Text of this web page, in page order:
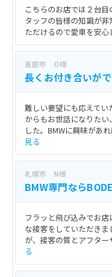
こちらのお店では２台
タッフの皆様の知識が
ただけるので愛車を安
恵庭市 O様
長くお付き合いが
難しい要望にも応えて
からもお世話になりた
した。BMWに興味があ
見る
札幌市 N様
BMW専門なら
フラッと飛び込みでお
な接客をしていただき
が、接客の質とアフタ
る